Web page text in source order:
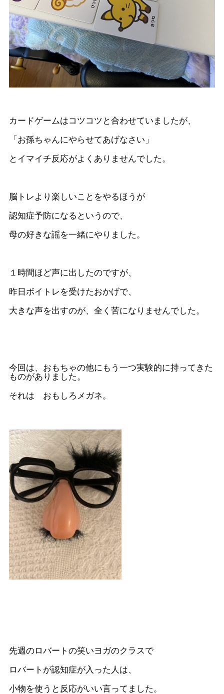
カードゲームはコツコツと合わせていましたが、
「お孫ちゃんにやらせてあげなさい」
とイマイチ反応がよくありませんでした。
脳トレより楽しいことをやるほうが
認知症予防になるというので、
母の好きな謡を一緒にやりました。
１時間ほど声に出したのですが、
昨日ボイトレを受けたおかげで、
大きな声を出すのが、全く苦になりませんでした。
今回は、おもちゃの他にもう一つ実験的に持ってきた
ものがありました。
それは おもしろメガネ。
先週のロバートの笑いヨガのクラスで
ロバートが認知症が入った人は、
小物を使うと反応がいい言ってました。